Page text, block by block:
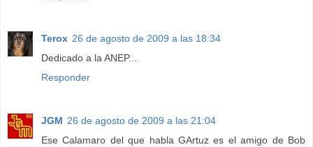
Terox 26 de agosto de 2009 a las 18:34
Dedicado a la ANEP...
Responder
JGM 26 de agosto de 2009 a las 21:04
Ese Calamaro del que habla GArtuz es el amigo de Bob